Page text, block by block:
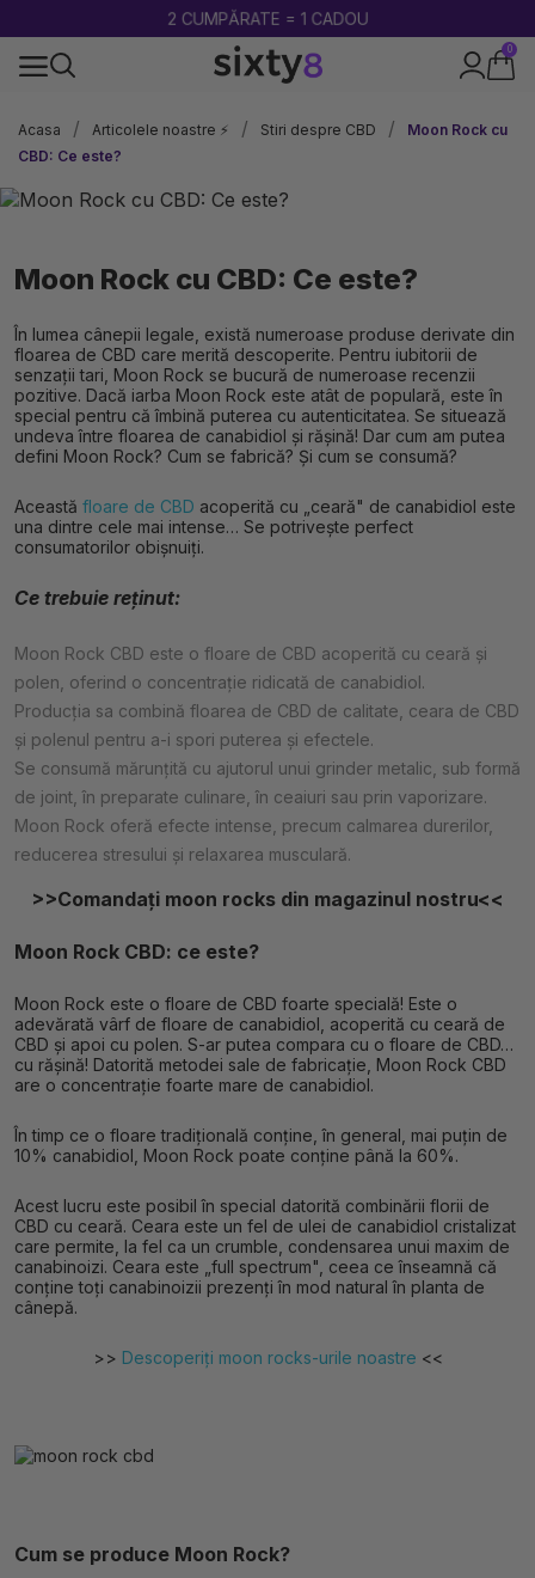
2 CUMPĂRATE = 1 CADOU
0
Acasa
Articolele noastre ⚡ Stiri despre CBD
Moon Rock cu
CBD: Ce este?
Moon Rock cu CBD: Ce este?
În lumea cânepii legale, există numeroase produse derivate din
floarea de CBD care merită descoperite. Pentru iubitorii de
senzații tari, Moon Rock se bucură de numeroase recenzii
pozitive. Dacă iarba Moon Rock este atât de populară, este în
special pentru că îmbină puterea cu autenticitatea. Se situează
undeva între floarea de canabidiol și rășină! Dar cum am putea
defini Moon Rock? Cum se fabrică? Și cum se consumă?
Această floare de CBD acoperită cu „ceară" de canabidiol este
una dintre cele mai intense… Se potrivește perfect
consumatorilor obișnuiți.
Ce trebuie reținut:
Moon Rock CBD este o floare de CBD acoperită cu ceară și
polen, oferind o concentrație ridicată de canabidiol.
Producția sa combină floarea de CBD de calitate, ceara de CBD
și polenul pentru a-i spori puterea și efectele.
Se consumă mărunțită cu ajutorul unui grinder metalic, sub formă
de joint, în preparate culinare, în ceaiuri sau prin vaporizare.
Moon Rock oferă efecte intense, precum calmarea durerilor,
reducerea stresului și relaxarea musculară.
>>Comandați moon rocks din magazinul nostru<<
Moon Rock CBD: ce este?
Moon Rock este o floare de CBD foarte specială! Este o
adevărată vârf de floare de canabidiol, acoperită cu ceară de
CBD și apoi cu polen. S-ar putea compara cu o floare de CBD…
cu rășină! Datorită metodei sale de fabricație, Moon Rock CBD
are o concentrație foarte mare de canabidiol.
În timp ce o floare tradițională conține, în general, mai puțin de
10% canabidiol, Moon Rock poate conține până la 60%.
Acest lucru este posibil în special datorită combinării florii de
CBD cu ceară. Ceara este un fel de ulei de canabidiol cristalizat
care permite, la fel ca un crumble, condensarea unui maxim de
canabinoizi. Ceara este „full spectrum", ceea ce înseamnă că
conține toți canabinoizii prezenți în mod natural în planta de
cânepă.
>> Descoperiți moon rocks-urile noastre <<
Cum se produce Moon Rock?